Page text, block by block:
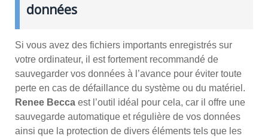
données
Si vous avez des fichiers importants enregistrés sur
votre ordinateur, il est fortement recommandé de
sauvegarder vos données à l’avance pour éviter toute
perte en cas de défaillance du système ou du matériel.
Renee Becca est l’outil idéal pour cela, car il offre une
sauvegarde automatique et régulière de vos données
ainsi que la protection de divers éléments tels que les